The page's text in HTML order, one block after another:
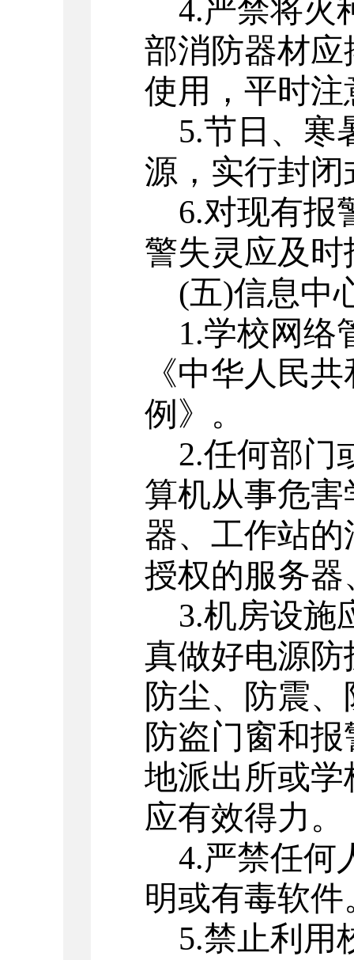
4.严禁将火
部消防器材
使用，平时
5.节日、寒
源，实行封闭
6.对现有报
警失灵应及时
(五)信息中
1.学校网络
《中华人民
例》。
2.任何部门
算机从事危
器、工作站
授权的服务
3.机房设施
真做好电源
防尘、防震
防盗门窗和
地派出所或
应有效得力。
4.严禁任何
明或有毒软件
5.禁止利用